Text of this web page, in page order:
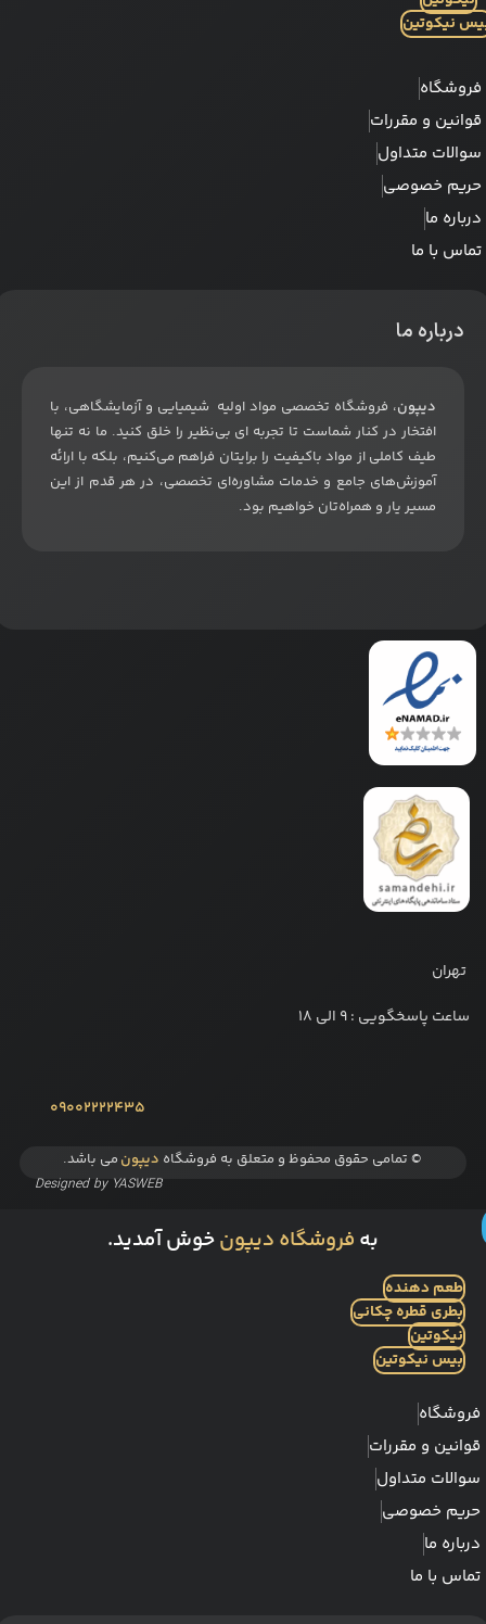
نیکوتین
فروشگاه
قوانین و مقررات
سوالات متداول
حریم خصوصی
درباره ما
تماس با ما
درباره ما
دیپون، فروشگاه تخصصی مواد اولیه شیمیایی و آزمایشگاهی، با
افتخار در کنار شماست تا تجربه ای بی‌نظیر را خلق کنید. ما نه تنها
طیف کاملی از مواد باکیفیت را برایتان فراهم می‌کنیم، بلکه با ارائه
آموزش‌های جامع و خدمات مشاوره‌ای تخصصی، در هر قدم از این
مسیر یار و همراه‌تان خواهیم بود.
تهران
ساعت پاسخگویی : 9 الی 18
09002222435
© تمامی حقوق محفوظ و متعلق به فروشگاه دیپون می باشد.
Designed by YASWEB
به فروشگاه دیپونخوش آمدید.
طعم دهنده
بطری قطره چکانی
نیکوتین
بیس نیکوتین
فروشگاه
قوانین و مقررات
سوالات متداول
حریم خصوصی
درباره ما
تماس با ما